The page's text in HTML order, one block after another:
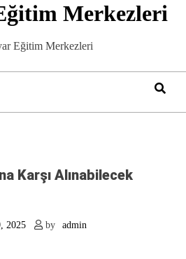
Merkezleri
Eğitim Merkezleri
Karşı Alınabilecek
2025 by admin